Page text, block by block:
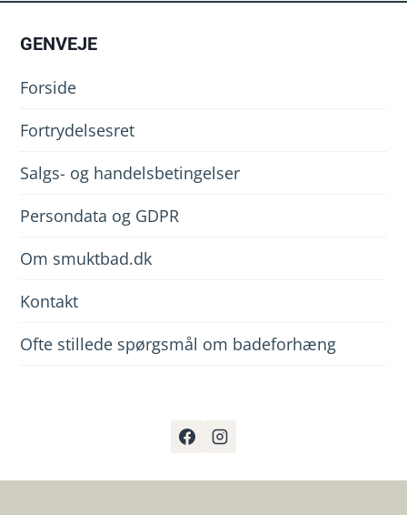
GENVEJE
Forside
Fortrydelsesret
Salgs- og handelsbetingelser
Persondata og GDPR
Om smuktbad.dk
Kontakt
Ofte stillede spørgsmål om badeforhæng